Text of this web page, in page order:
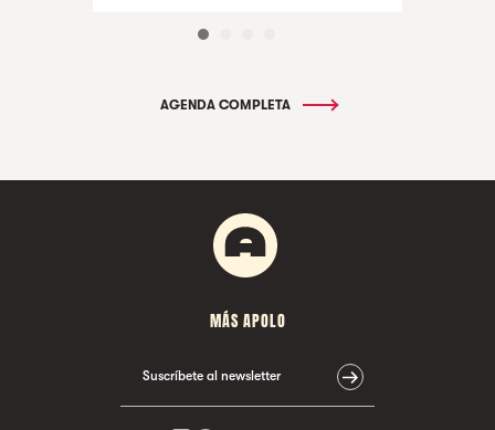
AGENDA COMPLETA
MÁS APOLO
Suscríbete al newsletter